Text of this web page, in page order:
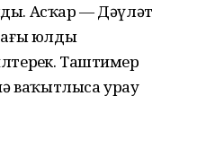
Асҡар — Дәүләт
юлды
Таштимер
ваҡытлыса урау